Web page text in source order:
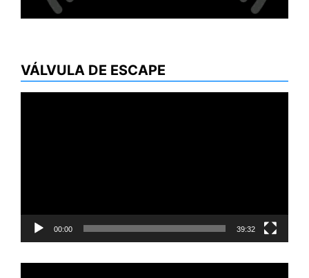
VÁLVULA DE ESCAPE
00:00 39:32